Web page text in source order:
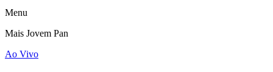
Menu
Mais Jovem Pan
Ao Vivo